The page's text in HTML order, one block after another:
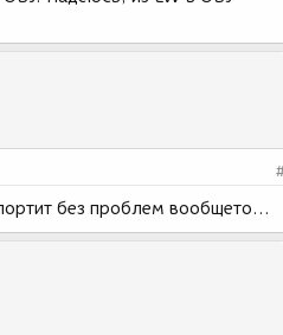
без проблем вообщето...